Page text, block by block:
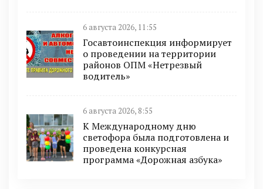
6 августа 2026, 11:55
Госавтоинспекция информирует
о проведении на территории
районов ОПМ «Нетрезвый
водитель»
6 августа 2026, 8:55
К Международному дню
светофора была подготовлена и
проведена конкурсная
программа «Дорожная азбука»